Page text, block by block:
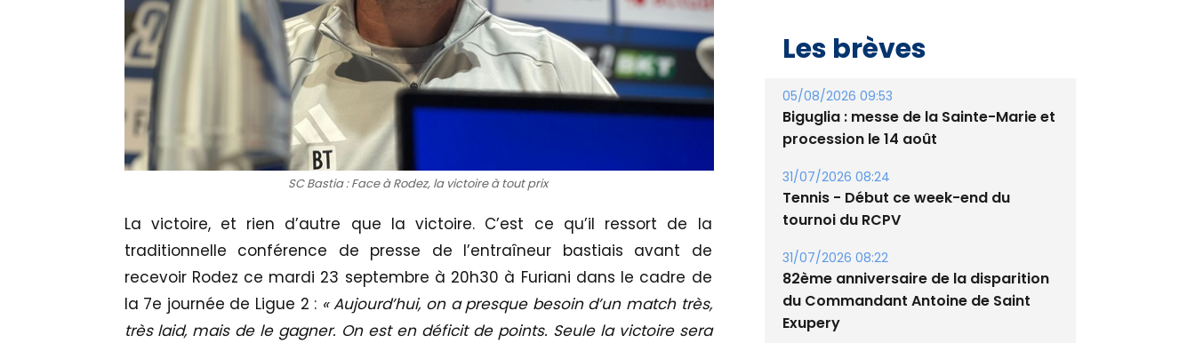
SC Bastia : Face à Rodez, la victoire à tout prix
La victoire, et rien d’autre que la victoire. C’est ce qu’il ressort de la
traditionnelle conférence de presse de l’entraîneur bastiais avant de
recevoir Rodez ce mardi 23 septembre à 20h30 à Furiani dans le cadre de
la 7e journée de Ligue 2 : « Aujourd’hui, on a presque besoin d’un match très,
très laid, mais de le gagner. On est en déficit de points. Seule la victoire sera
Les brèves
05/08/2026 09:53
Biguglia : messe de la Sainte-Marie et
procession le 14 août
31/07/2026 08:24
Tennis - Début ce week-end du
tournoi du RCPV
31/07/2026 08:22
82ème anniversaire de la disparition
du Commandant Antoine de Saint
Exupery